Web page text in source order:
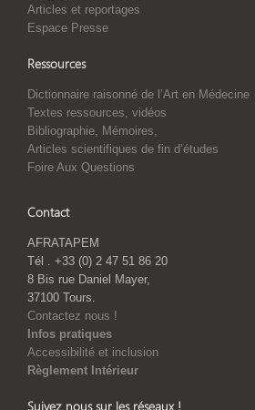
Articles et reportages
Espace Presse
Ressources
Dictionnaire raisonné de l’Art en Médecine
Textes ressources, vidéos
Bibliographie, Mémoires,
Articles scientifiques de fin d’études
Foire Aux Questions
Contact
AFRATAPEM
Tél . +33 (0) 2 47 51 86 20
8 Bis rue Daniel Mayer,
37100 Tours.
Contactez nous !
Infos pratiques
Accessibilité et inclusion
Règlement Intérieur
Suivez nous sur les réseaux !